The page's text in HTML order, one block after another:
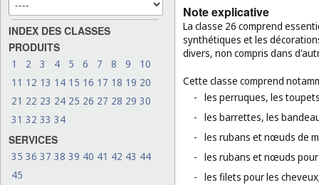
INDEX DES CLASSES
PRODUITS
1 2 3 4 5 6 7 8 9
10
11 12 13 14 15 16 17 18 19 20
21 22 23 24 25 26 27 28 29 30
31 32 33 34
SERVICES
35 36 37 38 39 40 41 42 43 44
45
Note explicative
La classe 26 comprend
synthétiques et les
divers, non compris dans
Cette classe comprend
- les perruques, les
- les barrettes, les
- les rubans et nœuds de
- les rubans et nœuds
- les filets pour les